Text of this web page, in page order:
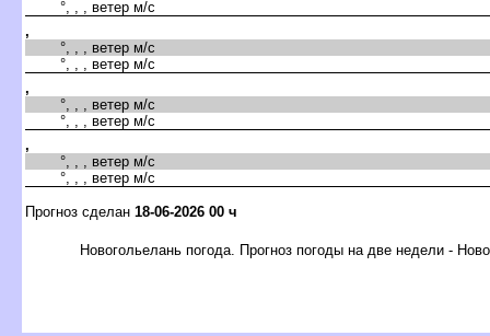
°, , , ветер м/с
,
°, , , ветер м/с
°, , , ветер м/с
,
°, , , ветер м/с
°, , , ветер м/с
,
°, , , ветер м/с
°, , , ветер м/с
Прогноз сделан 18-06-2026 00 ч
Новогольелань погода. Прогноз погоды на две недели -